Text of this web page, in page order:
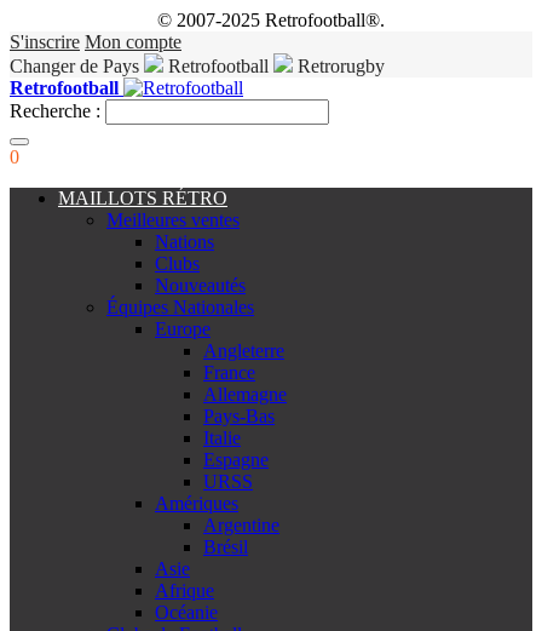
© 2007-2025 Retrofootball®.
S'inscrire Mon compte
Changer de Pays
Retrofootball
Retrorugby
Retrofootball
Recherche :
0
MAILLOTS RÉTRO
Meilleures ventes
Nations
Clubs
Nouveautés
Équipes Nationales
Europe
Angleterre
France
Allemagne
Pays-Bas
Italie
Espagne
URSS
Amériques
Argentine
Brésil
Asie
Afrique
Océanie